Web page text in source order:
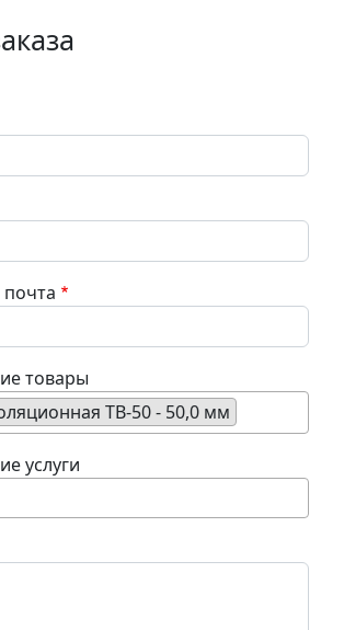
товары
ТВ-50 - 50,0 мм
услуги